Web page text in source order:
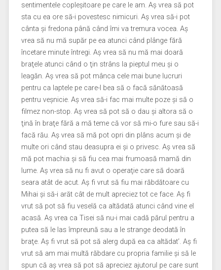
sentimentele copleşitoare pe care le am. Aş vrea să pot
sta cu ea ore să-i povestesc nimicuri. Aş vrea să-i pot
cânta şi fredona până când îmi va tremura vocea. Aş
vrea să nu mă supăr pe ea atunci când plânge fără
încetare minute întregi. Aş vrea să nu mă mai doară
braţele atunci când o ţin strâns la pieptul meu şi o
leagăn. Aş vrea să pot mânca cele mai bune lucruri
pentru ca laptele pe care-l bea să o facă sănătoasă
pentru veşnicie. Aş vrea să-i fac mai multe poze şi să o
filmez non-stop. Aş vrea să pot să o dau şi altora să o
ţină în braţe fără a mă teme că vor să mi-o fure sau să-i
facă rău. Aş vrea să mă pot opri din plâns acum şi de
multe ori când stau deasupra ei şi o privesc. Aş vrea să
mă pot machia şi să fiu cea mai frumoasă mamă din
lume. Aş vrea să nu fi avut o operaţie care să doară
seara atât de acut. Aş fi vrut să fiu mai răbdătoare cu
Mihai şi să-i arăt cât de mult apreciez tot ce face. Aş fi
vrut să pot să fiu veselă ca altădată atunci când vine el
acasă. Aş vrea ca Tisei să nu-i mai cadă părul pentru a
putea să le las împreună sau a le strange deodată în
braţe. Aş fi vrut să pot să alerg după ea ca altădat’. Aş fi
vrut să am mai multă răbdare cu propria familie şi să le
spun că aş vrea să pot să apreciez ajutorul pe care sunt